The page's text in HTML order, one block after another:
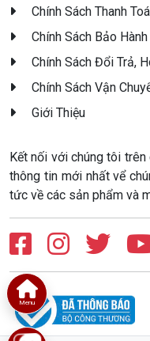
Chính Sách Thanh
Chính Sách Bảo Hành
Chính Sách Đổi Trả,
Chính Sách Vận
Giới Thiệu
Kết nối với chúng tôi
thông tin mới nhất vể
tức về các sản phẩm và
Menu